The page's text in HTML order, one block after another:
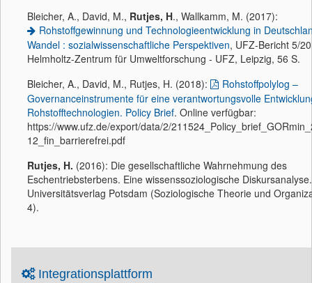
Bleicher, A., David, M., Rutjes, H., Wallkamm, M. (2017):
Rohstoffgewinnung und Technologieentwicklung in
Wandel : sozialwissenschaftliche Perspektiven, UFZ-Bericht 5/
Helmholtz-Zentrum für Umweltforschung - UFZ, Leipzig, 56 S.
Bleicher, A., David, M., Rutjes, H. (2018):
Rohstoffpolylog –
Governanceinstrumente für eine verantwortungsvolle
Rohstofftechnologien. Policy Brief. Online verfügbar:
https://www.ufz.de/export/data/2/
12_fin_barrierefrei.pdf
Rutjes, H. (2016): Die gesellschaftliche Wahrnehmung des
Eschentriebsterbens. Eine wissenssoziologische Diskursanalyse.
Universitätsverlag Potsdam (Soziologische Theorie und
4).
Integrationsplattform